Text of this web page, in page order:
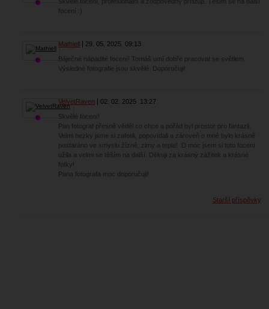
focení :)
Mathiell 29. 05. 2025 09:13
Báječné nápadité focení! Tomáš umí dobře pracovat se světlem.
Výsledné fotografie jsou skvělé. Doporučuji!
VelvetRaven 02. 02. 2025 13:27
Skvělé focení!
Pan fotograf přesně věděl co chce a pořád byl prostor pro fantazii.
Velmi hezky jsme si zafotili, popovídali a zároveň o mně bylo krásně
postaráno ve smyslu žízně, zimy a tepla! :D moc jsem si toto focení
užila a velmi se těším na další. Děkuji za krásný zážitek a krásné
fotky!
Pana fotografa moc doporučuji!
Starší příspěvky